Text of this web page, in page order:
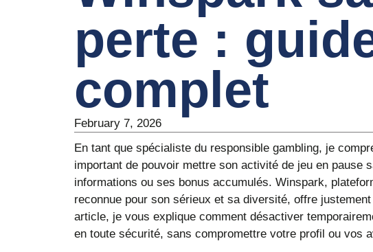
perte :
complet
February 7, 2026
En tant que spécialiste du responsible gambling, je
important de pouvoir mettre son activité de jeu en pause
informations ou ses bonus accumulés. Winspark,
reconnue pour son sérieux et sa diversité, offre
article, je vous explique comment désactiver
en toute sécurité, sans compromettre votre profil ou vos